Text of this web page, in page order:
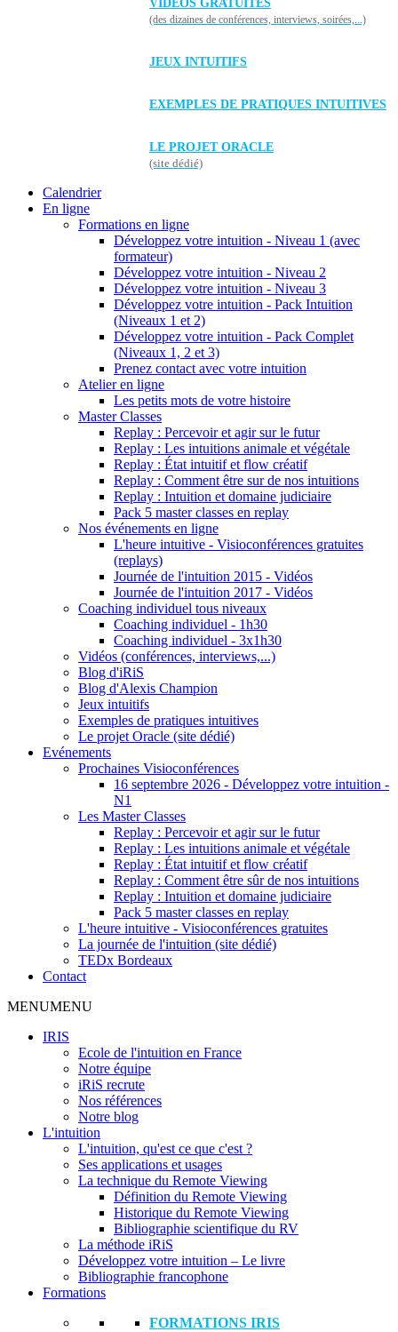
VIDÉOS GRATUITES
(des dizaines de conférences, interviews, soirées,...)
JEUX INTUITIFS
EXEMPLES DE PRATIQUES INTUITIVES
LE PROJET ORACLE
(site dédié)
Calendrier
En ligne
Formations en ligne
Développez votre intuition - Niveau 1 (avec
formateur)
Développez votre intuition - Niveau 2
Développez votre intuition - Niveau 3
Développez votre intuition - Pack Intuition
(Niveaux 1 et 2)
Développez votre intuition - Pack Complet
(Niveaux 1, 2 et 3)
Prenez contact avec votre intuition
Atelier en ligne
Les petits mots de votre histoire
Master Classes
Replay : Percevoir et agir sur le futur
Replay : Les intuitions animale et végétale
Replay : État intuitif et flow créatif
Replay : Comment être sur de nos intuitions
Replay : Intuition et domaine judiciaire
Pack 5 master classes en replay
Nos événements en ligne
L'heure intuitive - Visioconférences gratuites
(replays)
Journée de l'intuition 2015 - Vidéos
Journée de l'intuition 2017 - Vidéos
Coaching individuel tous niveaux
Coaching individuel - 1h30
Coaching individuel - 3x1h30
Vidéos (conférences, interviews,...)
Blog d'iRiS
Blog d'Alexis Champion
Jeux intuitifs
Exemples de pratiques intuitives
Le projet Oracle (site dédié)
Evénements
Prochaines Visioconférences
16 septembre 2026 - Développez votre intuition -
N1
Les Master Classes
Replay : Percevoir et agir sur le futur
Replay : Les intuitions animale et végétale
Replay : État intuitif et flow créatif
Replay : Comment être sûr de nos intuitions
Replay : Intuition et domaine judiciaire
Pack 5 master classes en replay
L'heure intuitive - Visioconférences gratuites
La journée de l'intuition (site dédié)
TEDx Bordeaux
Contact
MENUMENU
IRIS
Ecole de l'intuition en France
Notre équipe
iRiS recrute
Nos références
Notre blog
L'intuition
L'intuition, qu'est ce que c'est ?
Ses applications et usages
La technique du Remote Viewing
Définition du Remote Viewing
Historique du Remote Viewing
Bibliographie scientifique du RV
La méthode iRiS
Développez votre intuition – Le livre
Bibliographie francophone
Formations
FORMATIONS IRIS